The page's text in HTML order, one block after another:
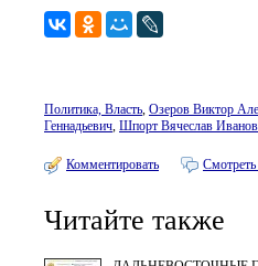
Политика, Власть, Озеров Виктор
Геннадьевич, Шпорт Вячеслав
Комментировать
Читайте также